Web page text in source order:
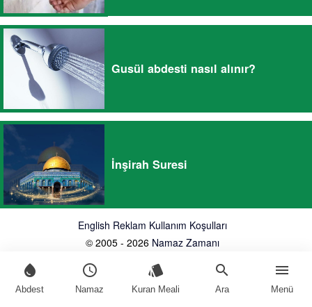
water_drop
Abdest
schedule
Namaz
style
Kuran Meali
search
Ara
menu
Menü
Gusül abdesti nasıl alınır?
İnşirah Suresi
English Reklam Kullanım Koşulları
© 2005 - 2026 Namaz Zamanı